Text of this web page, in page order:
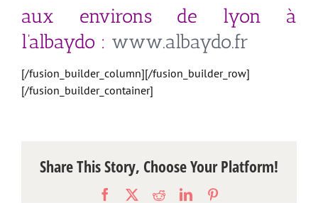
aux environs de lyon à
l’albaydo : www.albaydo.fr
[/fusion_builder_column][/fusion_builder_row]
[/fusion_builder_container]
Share This Story, Choose Your Platform!
Facebook RedditLinkedIn